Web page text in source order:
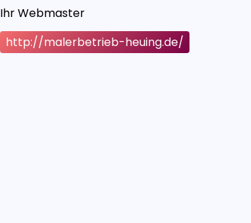
Ihr Webmaster
http://malerbetrieb-heuing.de/